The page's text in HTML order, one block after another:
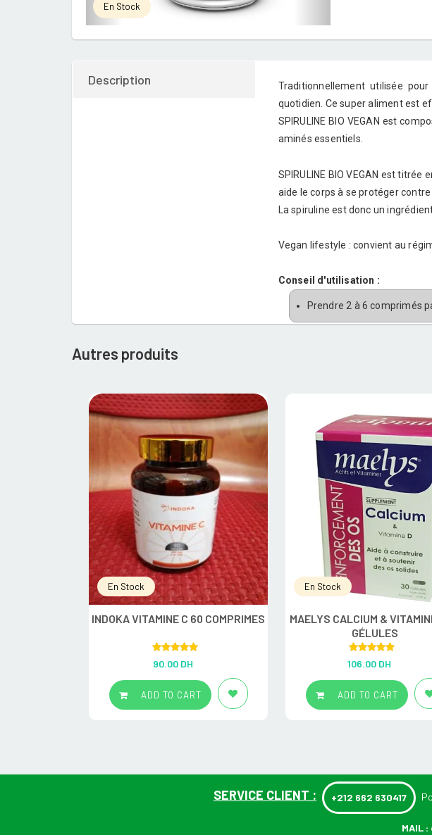
En Stock
5
rating
Description
Traditionnellement utilisée
quotidien. Ce super aliment est
SPIRULINE BIO VEGAN est
aminés essentiels.
SPIRULINE BIO VEGAN est
aide le corps à se protéger
La spiruline est donc un
Vegan lifestyle : convient au
Conseil d'utilisation :
Prendre 2 à 6 comprimés
Autres produits
En Stock
INDOKA VITAMINE C 60 COMPRIMES
Rated5.00
out of 5
90.00 DH
ADD TO CART
En Stock
MAELYS CALCIUM &
GÉLULES
Rated 5.00
out of 5
106.00 DH
ADD TO CART
SERVICE CLIENT : +212 662 630417
MAIL :